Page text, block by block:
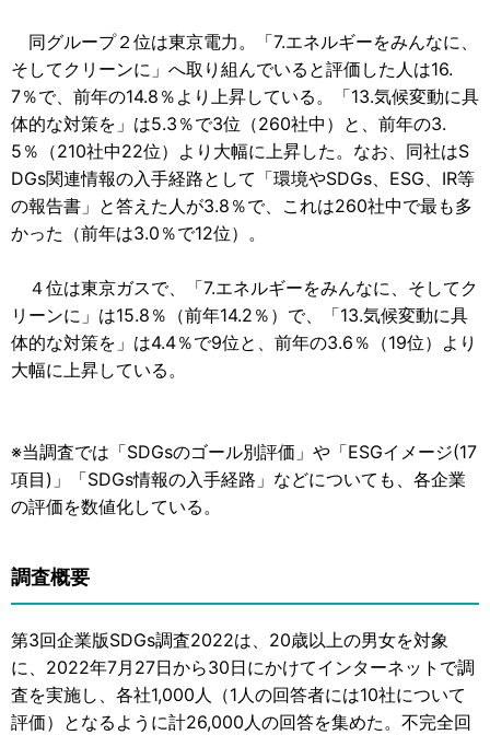
同グループ２位は東京電力。「7.エネルギーをみんなに、
そしてクリーンに」へ取り組んでいると評価した人は16.
7％で、前年の14.8％より上昇している。「13.気候変動に具
体的な対策を」は5.3％で3位（260社中）と、前年の3.
5％（210社中22位）より大幅に上昇した。なお、同社はS
DGs関連情報の入手経路として「環境やSDGs、ESG、IR等
の報告書」と答えた人が3.8％で、これは260社中で最も多
かった（前年は3.0％で12位）。
４位は東京ガスで、「7.エネルギーをみんなに、そしてク
リーンに」は15.8％（前年14.2％）で、「13.気候変動に具
体的な対策を」は4.4％で9位と、前年の3.6％（19位）より
大幅に上昇している。
※当調査では「SDGsのゴール別評価」や「ESGイメージ(17
項目)」「SDGs情報の入手経路」などについても、各企業
の評価を数値化している。
調査概要
第3回企業版SDGs調査2022は、20歳以上の男女を対象
に、2022年7月27日から30日にかけてインターネットで調
査を実施し、各社1,000人（1人の回答者には10社について
評価）となるように計26,000人の回答を集めた。不完全回